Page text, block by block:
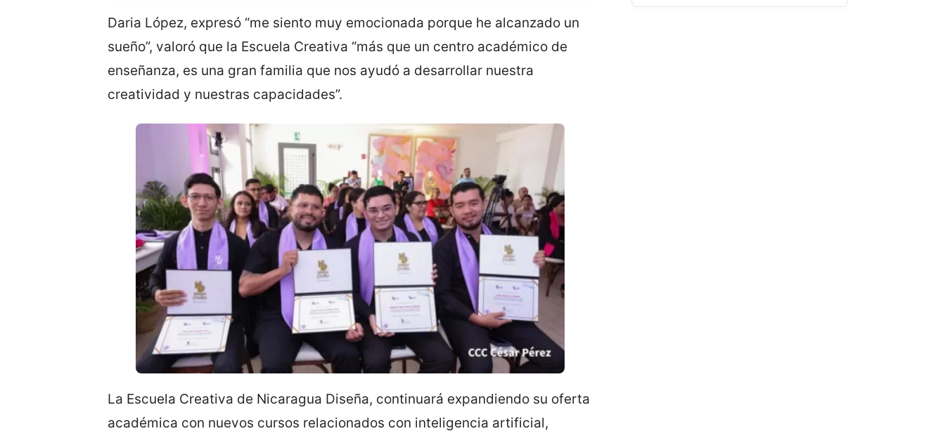
Daria López, expresó “me siento muy emocionada porque he alcanzado un
sueño”, valoró que la Escuela Creativa “más que un centro académico de
enseñanza, es una gran familia que nos ayudó a desarrollar nuestra
creatividad y nuestras capacidades”.
La Escuela Creativa de Nicaragua Diseña, continuará expandiendo su oferta
académica con nuevos cursos relacionados con inteligencia artificial,